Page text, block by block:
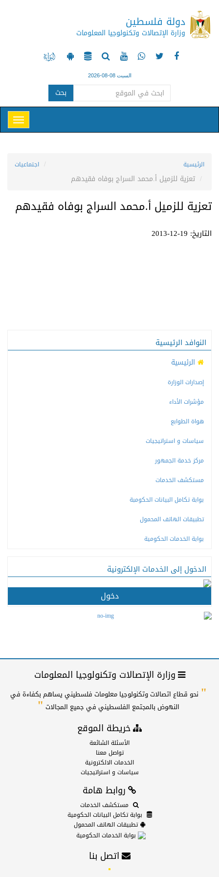
دولة فلسطين
وزارة الإتصالات وتكنولوجيا المعلومات
السبت 08-08-2026
بحث
الرئيسية اجتماعيات
تعزية للزميل أ.محمد السراج بوفاه فقيدهم
تعزية للزميل أ.محمد السراج بوفاه فقيدهم
التاريخ: 19-12-2013
النوافد الرئيسية
الرئيسية
إصدارات الوزارة
مؤشرات الأداء
هواة الطوابع
سياسات و استراتيجيات
مركز خدمة الجمهور
مستكشف الخدمات
بوابة تكامل البيانات الحكومبة
تطبيقات الهاتف المحمول
بوابة الخدمات الحكومية
الدخول إلى الخدمات الإلكترونية
دخول
وزارة الإتصالات وتكنولوجيا المعلومات
" نحو قطاع اتصالات وتكنولوجيا معلومات فلسطيني يساهم بكفاءة في
النهوض بالمجتمع الفلسطيني في جميع المجالات"
خريطة الموقع
الأسئلة الشائعة
تواصل معنا
الخدمات الالكترونية
سياسات و استراتيجيات
روابط هامة
مستكشف الخدمات
بوابة تكامل البيانات الحكومية
تطبيقات الهاتف المحمول
بوابة الخدمات الحكومية
اتصل بنا